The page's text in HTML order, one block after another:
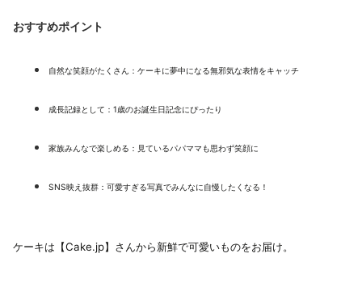
おすすめポイント
自然な笑顔がたくさん：ケーキに夢中になる無邪気な表情をキャッチ
成長記録として：1歳のお誕生日記念にぴったり
家族みんなで楽しめる：見ているパパママも思わず笑顔に
SNS映え抜群：可愛すぎる写真でみんなに自慢したくなる！
ケーキは【Cake.jp】さんから新鮮で可愛いものをお届け。